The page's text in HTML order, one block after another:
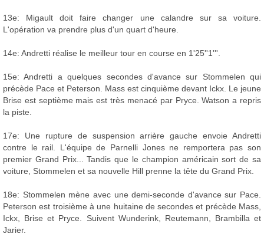
13e: Migault doit faire changer une calandre sur sa voiture.
L'opération va prendre plus d'un quart d'heure.
14e: Andretti réalise le meilleur tour en course en 1'25''1'''.
15e: Andretti a quelques secondes d'avance sur Stommelen qui
précède Pace et Peterson. Mass est cinquième devant Ickx. Le jeune
Brise est septième mais est très menacé par Pryce. Watson a repris
la piste.
17e: Une rupture de suspension arrière gauche envoie Andretti
contre le rail. L'équipe de Parnelli Jones ne remportera pas son
premier Grand Prix... Tandis que le champion américain sort de sa
voiture, Stommelen et sa nouvelle Hill prenne la tête du Grand Prix.
18e: Stommelen mène avec une demi-seconde d'avance sur Pace.
Peterson est troisième à une huitaine de secondes et précède Mass,
Ickx, Brise et Pryce. Suivent Wunderink, Reutemann, Brambilla et
Jarier.